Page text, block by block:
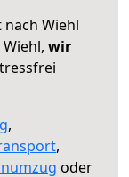
Wiehl
wir
,
,
oder